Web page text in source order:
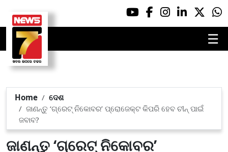
☰
Home
ଦେଶ
ଜାଣନ୍ତୁ ‘ଗ୍ରେଟ୍ ନିକୋବର’ ପ୍ରୋଜେକ୍ଟ କିପରି ହେବ ଚୀନ୍ ପାଇଁ
ଜବାବ?
ଜାଣନ୍ତୁ ‘ଗ୍ରେଟ୍ ନିକୋବର’